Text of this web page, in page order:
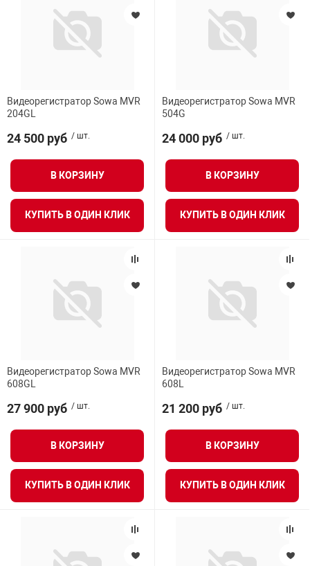
Видеорегистратор Sowa MVR
204GL
24 500 руб / шт.
В КОРЗИНУ
КУПИТЬ В ОДИН КЛИК
Видеорегистратор Sowa MVR
504G
24 000 руб / шт.
В КОРЗИНУ
КУПИТЬ В ОДИН КЛИК
Видеорегистратор Sowa MVR
608GL
27 900 руб / шт.
В КОРЗИНУ
КУПИТЬ В ОДИН КЛИК
Видеорегистратор Sowa MVR
608L
21 200 руб / шт.
В КОРЗИНУ
КУПИТЬ В ОДИН КЛИК